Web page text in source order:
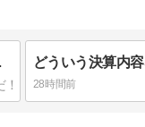
録）
28時間前